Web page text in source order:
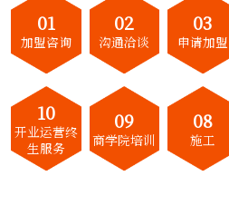
01
加盟咨询
02
沟通洽谈
03
申请加盟
10
开业运营终
生服务
09
商学院培训
08
施工